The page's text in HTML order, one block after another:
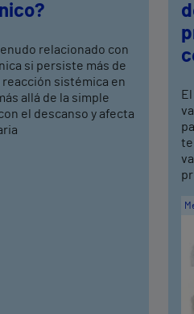
relacionado con
si persiste más de
sistémica en
allá de la simple
el descanso y afecta